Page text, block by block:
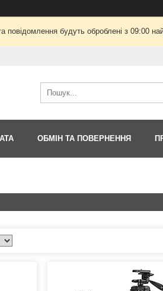
повідомлення будуть оброблені з 09:00
ОБМІН ТА ПОВЕРНЕННЯ